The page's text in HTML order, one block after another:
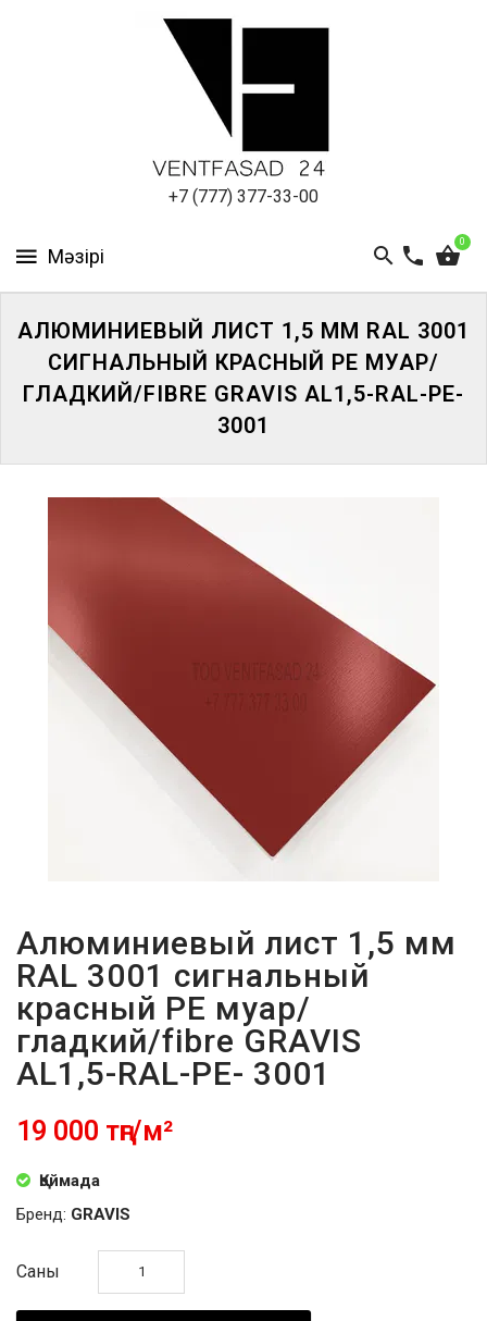
+7 (777) 377-33-00
0
ПАНЕЛИ
АЛЮМИНИЕВЫЙ ЛИСТ 1,5 ММ RAL 3001
СИГНАЛЬНЫЙ КРАСНЫЙ PE МУАР/
ГЛАДКИЙ/FIBRE GRAVIS AL1,5-RAL-PE-
3001
Алюминиевый лист 1,5 мм
RAL 3001 сигнальный
красный PE муар/
гладкий/fibre GRAVIS
AL1,5-RAL-PE- 3001
19 000 тңг/м²
Қоймада
Бренд: GRAVIS
Саны